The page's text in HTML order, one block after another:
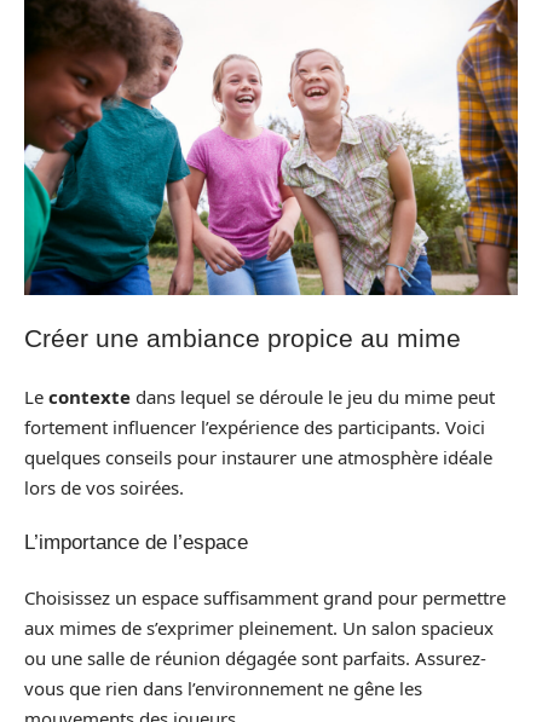
Créer une ambiance propice au mime
Le contexte dans lequel se déroule le jeu du mime peut
fortement influencer l’expérience des participants. Voici
quelques conseils pour instaurer une atmosphère idéale
lors de vos soirées.
L’importance de l’espace
Choisissez un espace suffisamment grand pour permettre
aux mimes de s’exprimer pleinement. Un salon spacieux
ou une salle de réunion dégagée sont parfaits. Assurez-
vous que rien dans l’environnement ne gêne les